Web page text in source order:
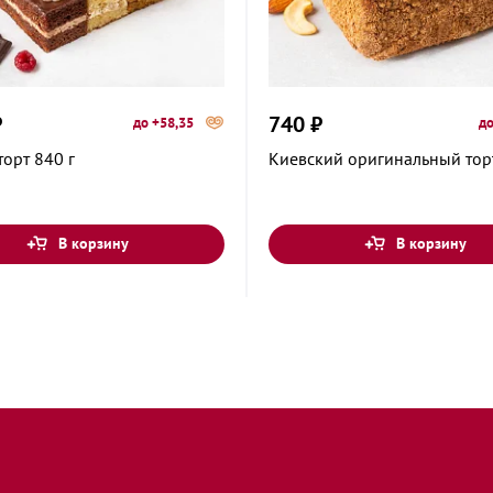
до +58,35
840 г
В корзину
740 ₽
Киевский оригинальный
В корзину